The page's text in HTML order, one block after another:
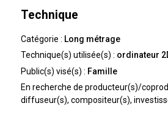
Technique
Catégorie : Long métrage
Technique(s) utilisée(s) : ordinateur
Public(s) visé(s) : Famille
En recherche de producteur(s)/
diffuseur(s), compositeur(s),